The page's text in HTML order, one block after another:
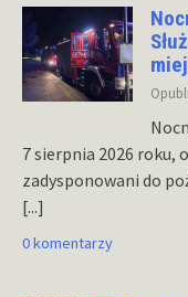
7 sierpnia 2026 roku,
zadysponowani do
[...]
0 komentarzy